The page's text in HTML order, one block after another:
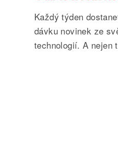
Každý týden
dávku novinek ze
technologií. A nejen